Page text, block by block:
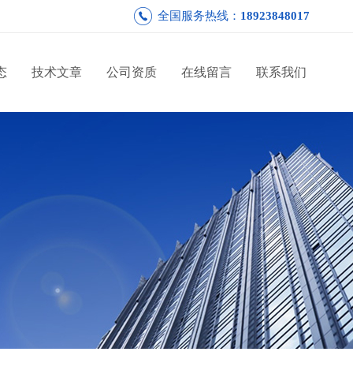
全国服务热线： 18923848017
技术文章 公司资质 在线留言 联系我们